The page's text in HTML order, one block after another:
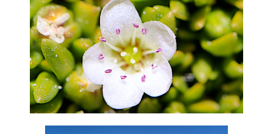
Explora la diversidad microbiana en salares andinos y su rol
en procesos geoquímicos, con énfasis en bacterias
resistentes al litio.